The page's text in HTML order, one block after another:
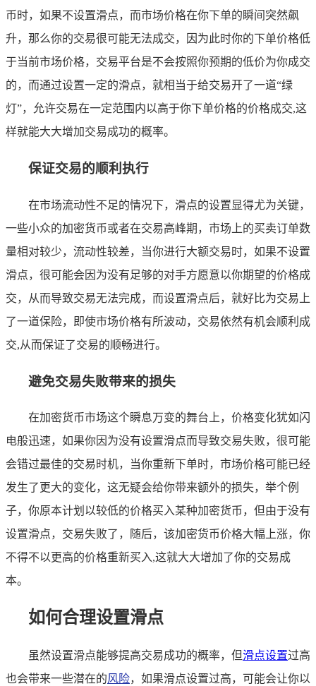
币时，如果不设置滑点，而市场价格在你下单的瞬间突然飙
升，那么你的交易很可能无法成交，因为此时你的下单价格低
于当前市场价格，交易平台是不会按照你预期的低价为你成交
的，而通过设置一定的滑点，就相当于给交易开了一道“绿
灯”，允许交易在一定范围内以高于你下单价格的价格成交,这
样就能大大增加交易成功的概率。
保证交易的顺利执行
在市场流动性不足的情况下，滑点的设置显得尤为关键，
一些小众的加密货币或者在交易高峰期，市场上的买卖订单数
量相对较少，流动性较差，当你进行大额交易时，如果不设置
滑点，很可能会因为没有足够的对手方愿意以你期望的价格成
交，从而导致交易无法完成，而设置滑点后，就好比为交易上
了一道保险，即使市场价格有所波动，交易依然有机会顺利成
交,从而保证了交易的顺畅进行。
避免交易失败带来的损失
在加密货币市场这个瞬息万变的舞台上，价格变化犹如闪
电般迅速，如果你因为没有设置滑点而导致交易失败，很可能
会错过最佳的交易时机，当你重新下单时，市场价格可能已经
发生了更大的变化，这无疑会给你带来额外的损失，举个例
子，你原本计划以较低的价格买入某种加密货币，但由于没有
设置滑点，交易失败了，随后，该加密货币价格大幅上涨，你
不得不以更高的价格重新买入,这就大大增加了你的交易成
本。
如何合理设置滑点
虽然设置滑点能够提高交易成功的概率，但滑点设置过高
也会带来一些潜在的风险，如果滑点设置过高，可能会让你以